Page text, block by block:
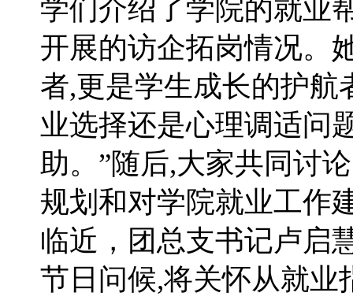
学们介绍了学院的就业
开展的访企拓岗情况。
者,更是学生成长的护航
业选择还是心理调适问
助。”随后,大家共同讨
规划和对学院就业工作
临近，团总支书记卢启
节日问候,将关怀从就业